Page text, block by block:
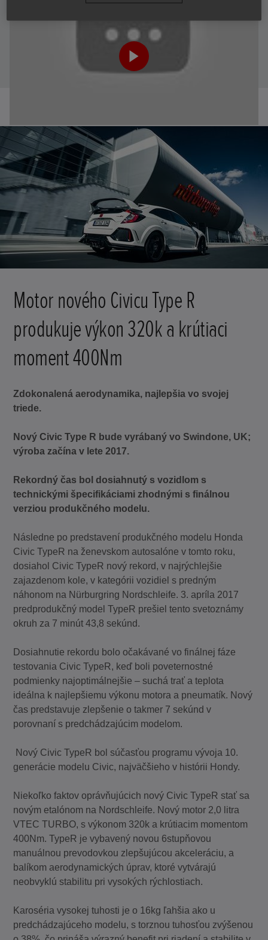
Motor nového Civicu Type R
produkuje výkon 320k a krútiaci
moment 400Nm
Zdokonalená aerodynamika, najlepšia vo svojej
triede.
Nový Civic Type R bude vyrábaný vo Swindone, UK;
výroba začína v lete 2017.
Rekordný čas bol dosiahnutý s vozidlom s
technickými špecifikáciami zhodnými s finálnou
verziou produkčného modelu.
Následne po predstavení produkčného modelu Honda
Civic TypeR na ženevskom autosalóne v tomto roku,
dosiahol Civic TypeR nový rekord, v najrýchlejšie
zajazdenom kole, v kategórii vozidiel s predným
náhonom na Nürburgring Nordschleife. 3. apríla 2017
predprodukčný model TypeR prešiel tento svetoznámy
okruh za 7 minút 43,8 sekúnd.
Dosiahnutie rekordu bolo očakávané vo finálnej fáze
testovania Civic TypeR, keď boli poveternostné
podmienky najoptimálnejšie – suchá trať a teplota
ideálna k najlepšiemu výkonu motora a pneumatík. Nový
čas predstavuje zlepšenie o takmer 7 sekúnd v
porovnaní s predchádzajúcim modelom.
Nový Civic TypeR bol súčasťou programu vývoja 10.
generácie modelu Civic, najväčšieho v histórii Hondy.
Niekoľko faktov oprávňujúcich nový Civic TypeR stať sa
novým etalónom na Nordschleife. Nový motor 2,0 litra
VTEC TURBO, s výkonom 320k a krútiacim momentom
400Nm. TypeR je vybavený novou 6stupňovou
manuálnou prevodovkou zlepšujúcou akceleráciu, a
balíkom aerodynamických úprav, ktoré vytvárajú
neobvyklú stabilitu pri vysokých rýchlostiach.
Karoséria vysokej tuhosti je o 16kg ľahšia ako u
predchádzajúceho modelu, s torznou tuhosťou zvýšenou